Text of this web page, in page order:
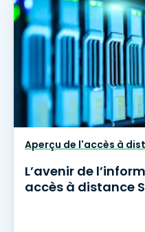
Aperçu de l'accès à
L’avenir de
accès à distance